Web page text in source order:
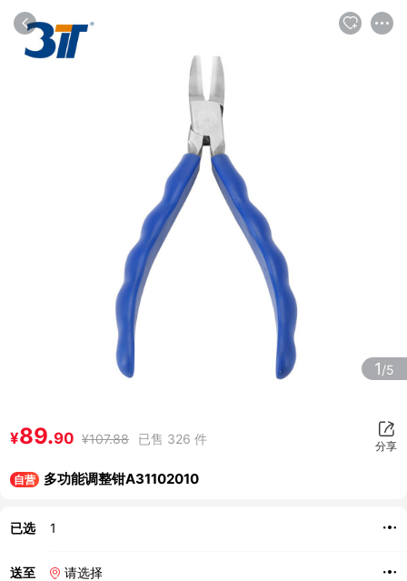
1/5
¥89.90 ¥107.88 已售 326 件 分享
自营 多功能调整钳A31102010
已选 1
送至 请选择